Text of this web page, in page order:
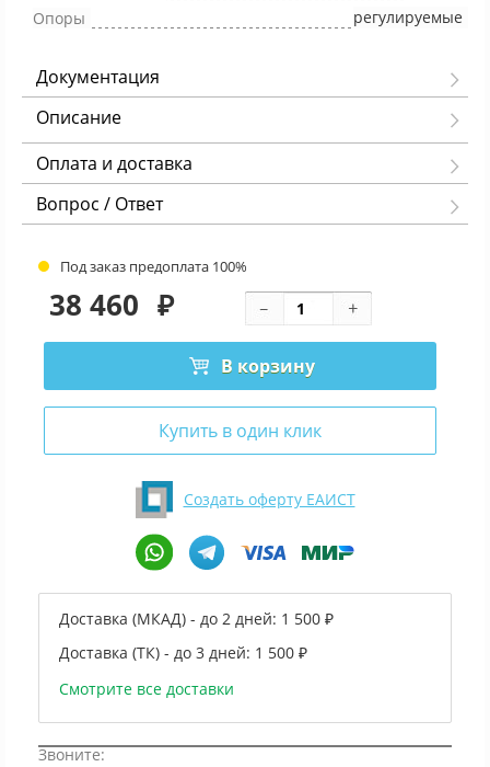
Опоры
регулируемые
Документация
Описание
Оплата и доставка
Вопрос / Ответ
Под заказ предоплата 100%
38 460 ₽
В корзину
Купить в один клик
Создать оферту ЕАИСТ
Доставка (МКАД) - до 2 дней: 1 500 ₽
Доставка (ТК) - до 3 дней: 1 500 ₽
Смотрите все доставки
Звоните: